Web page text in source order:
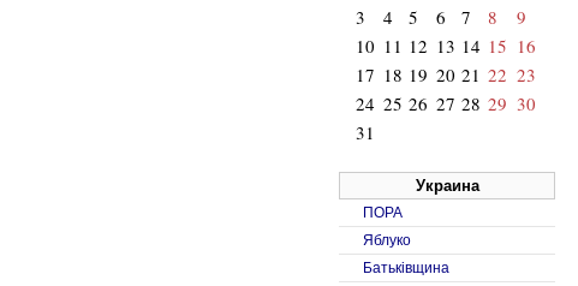
3
4 5 6 7 8
9
10 11 12 13 14 15 16
17 18 19 20 21 22 23
24 25 26 27 28 29 30
31
Украина
ПОРА
Яблуко
Батьківщина